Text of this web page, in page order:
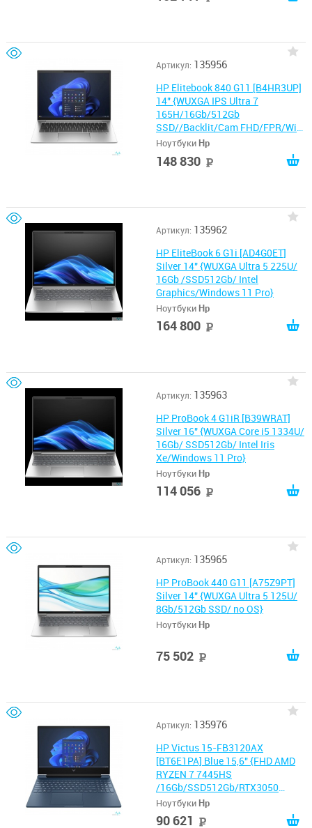
Артикул: 135956
HP Elitebook 840 G11 [B4HR3UP]
14" {WUXGA IPS Ultra 7
165H/16Gb/512Gb
SSD//Backlit/Cam FHD/FPR/Win
11Pro}
Ноутбуки Hp
148 830
Артикул: 135962
HP EliteBook 6 G1i [AD4G0ET]
Silver 14" {WUXGA Ultra 5 225U/
16Gb /SSD512Gb/ Intel
Graphics/Windows 11 Pro}
Ноутбуки Hp
164 800
Артикул: 135963
HP ProBook 4 G1iR [B39WRAT]
Silver 16" {WUXGA Core i5 1334U/
16Gb/ SSD512Gb/ Intel Iris
Xe/Windows 11 Pro}
Ноутбуки Hp
114 056
Артикул: 135965
HP ProBook 440 G11 [A75Z9PT]
Silver 14" {WUXGA Ultra 5 125U/
8Gb/512Gb SSD/ no OS}
Ноутбуки Hp
75 502
Артикул: 135976
HP Victus 15-FB3120AX
[BT6E1PA] Blue 15,6" {FHD AMD
RYZEN 7 7445HS
/16Gb/SSD512Gb/RTX3050
6Gb/W11HML}
Ноутбуки Hp
90 621